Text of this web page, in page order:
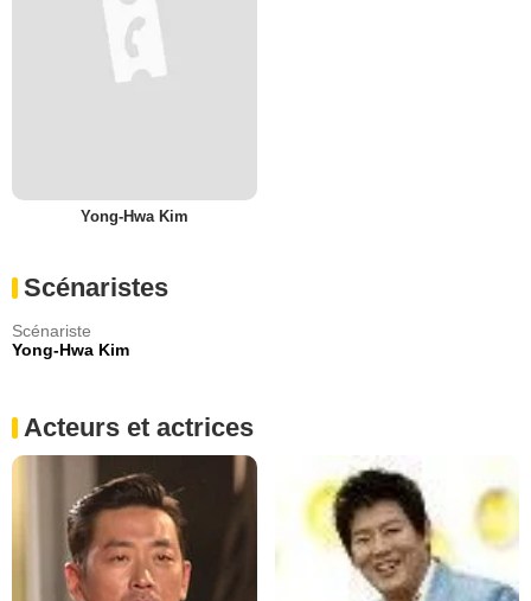
Yong-Hwa Kim
Scénaristes
Scénariste
Yong-Hwa Kim
Acteurs et actrices